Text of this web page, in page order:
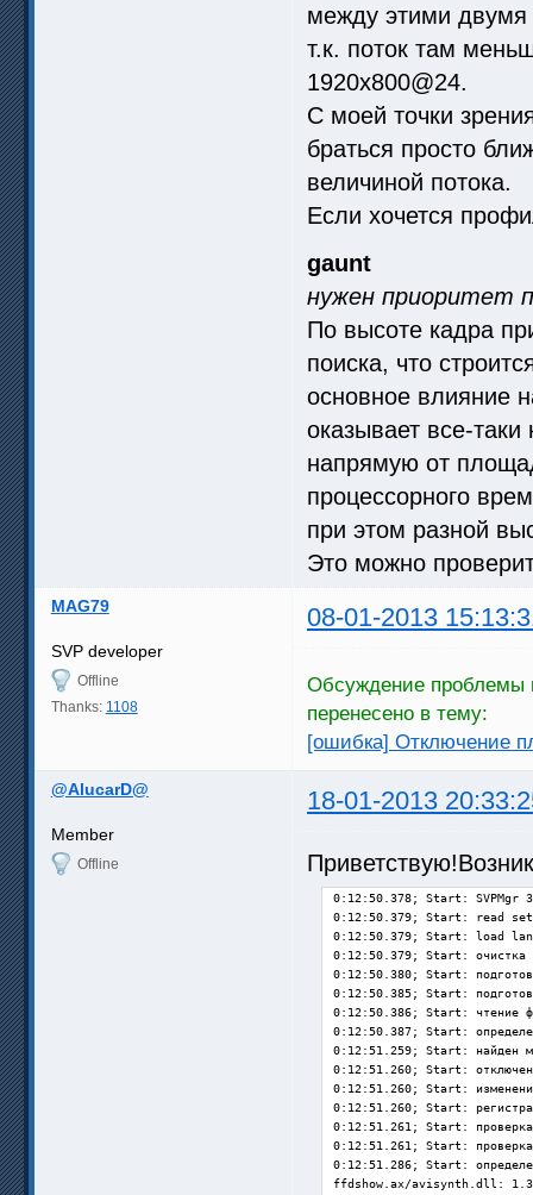
между этими двумя
т.к. поток там
1920x800@24.
С моей точки
браться просто
величиной потока.
Если хочется
gaunt
нужен приоритет
По высоте кадра
поиска, что
основное влияние
оказывает все-
напрямую от
процессорного
при этом разной
Это можно
MAG79 08-01-2013
SVP developer
Offline
Thanks: 1108
Обсуждение проблемы
перенесено в тему:
[ошибка] Отключение
@AlucarD@ 18-01-2013
Member
Offline
0:12:50.378; Start:
0:12:50.379; Start: read
0:12:50.379; Start: load
0:12:50.379; Start: очистка
0:12:50.380; Start:
0:12:50.385; Start:
0:12:50.386; Start: чтение
0:12:50.387; Start:
0:12:51.259; Start: найден
0:12:51.260; Start:
0:12:51.260; Start: изменение
0:12:51.260; Start:
0:12:51.261; Start: проверка
0:12:51.261; Start: проверка
0:12:51.286; Start:
ffdshow.ax/avisynth.dll: